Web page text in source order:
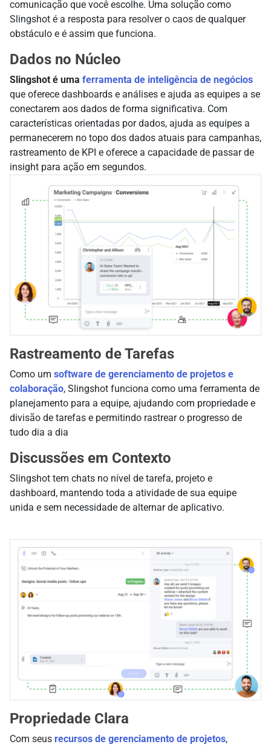
comunicação que você escolhe. Uma solução como
Slingshot é a resposta para resolver o caos de qualquer
obstáculo e é assim que funciona.
Dados no Núcleo
Slingshot é uma ferramenta de inteligência de negócios
que oferece dashboards e análises e ajuda as equipes a se
conectarem aos dados de forma significativa. Com
características orientadas por dados, ajuda as equipes a
permanecerem no topo dos dados atuais para campanhas,
rastreamento de KPI e oferece a capacidade de passar de
insight para ação em segundos.
Rastreamento de Tarefas
Como um software de gerenciamento de projetos e
colaboração, Slingshot funciona como uma ferramenta de
planejamento para a equipe, ajudando com propriedade e
divisão de tarefas e permitindo rastrear o progresso de
tudo dia a dia
Discussões em Contexto
Slingshot tem chats no nível de tarefa, projeto e
dashboard, mantendo toda a atividade de sua equipe
unida e sem necessidade de alternar de aplicativo.
Propriedade Clara
Com seus recursos de gerenciamento de projetos,